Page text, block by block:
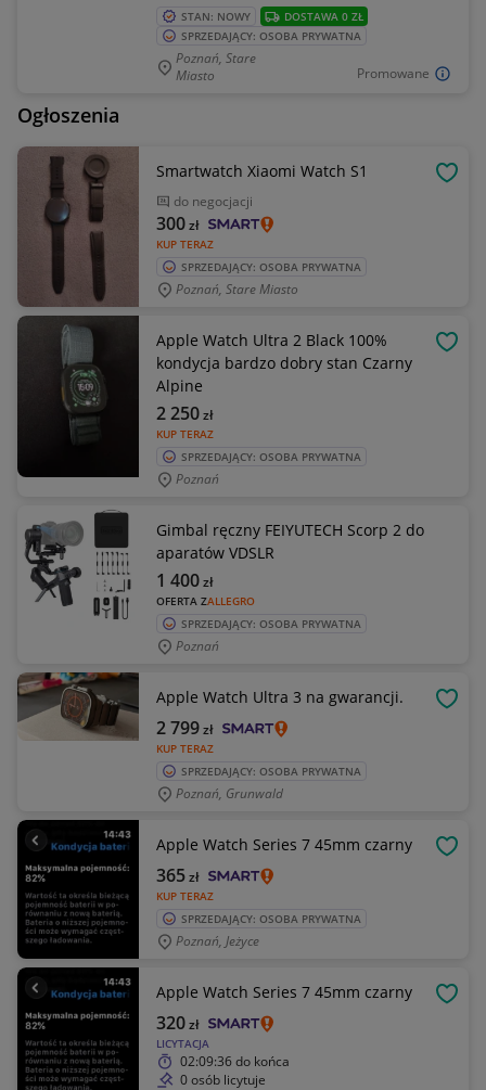
Promowane
STAN: NOWY
DOSTAWA 0 ZŁ
SPRZEDAJĄCY: OSOBA PRYWATNA
Poznań, Stare
Miasto
Ogłoszenia
Smartwatch Xiaomi Watch S1
do negocjacji
KUP TERAZ
300zł
SPRZEDAJĄCY: OSOBA PRYWATNA
Poznań, Stare Miasto
Apple Watch Ultra 2 Black 100%
kondycja bardzo dobry stan Czarny
Alpine
KUP TERAZ
2 250zł
SPRZEDAJĄCY: OSOBA PRYWATNA
Poznań
Gimbal ręczny FEIYUTECH Scorp 2 do
aparatów VDSLR
OFERTA ZALLEGRO
1 400zł
SPRZEDAJĄCY: OSOBA PRYWATNA
Poznań
Apple Watch Ultra 3 na gwarancji.
KUP TERAZ
2 799zł
SPRZEDAJĄCY: OSOBA PRYWATNA
Poznań, Grunwald
Apple Watch Series 7 45mm czarny
KUP TERAZ
365zł
SPRZEDAJĄCY: OSOBA PRYWATNA
Poznań, Jeżyce
Apple Watch Series 7 45mm czarny
LICYTACJA
320zł
02:09:36do końca
0 osób licytuje